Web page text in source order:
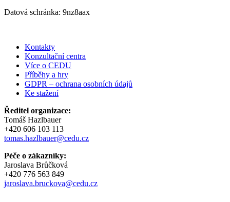
Datová schránka: 9nz8aax
Kontakty
Konzultační centra
Více o CEDU
Příběhy a hry
GDPR – ochrana osobních údajů
Ke stažení
Ředitel organizace:
Tomáš Hazlbauer
+420 606 103 113
tomas.hazlbauer@cedu.cz
Péče o zákazníky:
Jaroslava Brůčková
+420 776 563 849
jaroslava.bruckova@cedu.cz